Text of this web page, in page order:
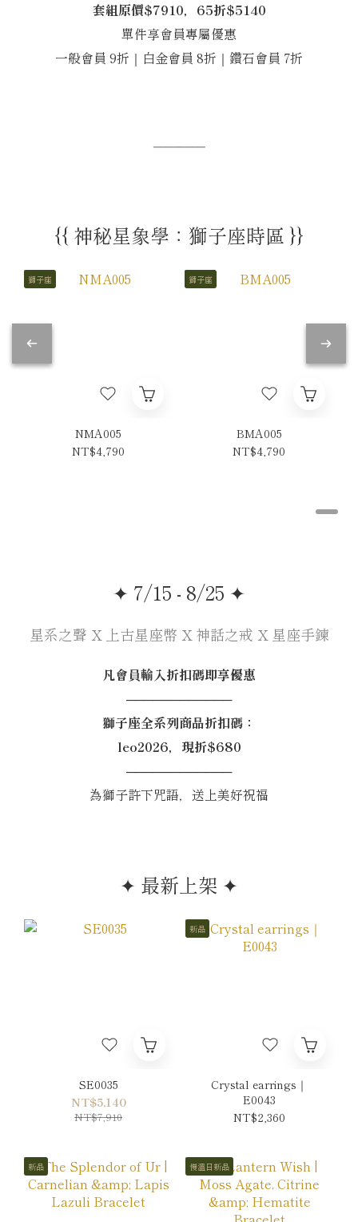
套組原價$7910，65折$5140
單件享會員專屬優惠
一般會員 9折｜白金會員 8折｜鑽石會員 7折
─────
{{ 神秘星象學：獅子座時區 }}
獅子座
NMA005
NT$4,790
獅子座
BMA005
NT$4,790
✦ 7/15 - 8/25 ✦
星系之聲 X 上古星座幣 X 神話之戒 X 星座手鍊
凡會員輸入折扣碼即享優惠
────────────
獅子座全系列商品折扣碼：
leo2026，現折$680
────────────
為獅子許下咒語，送上美好祝福
✦ 最新上架 ✦
SE0035
NT$5,140
NT$7,910
新品
Crystal earrings｜
E0043
NT$2,360
新品 慢溫日新品